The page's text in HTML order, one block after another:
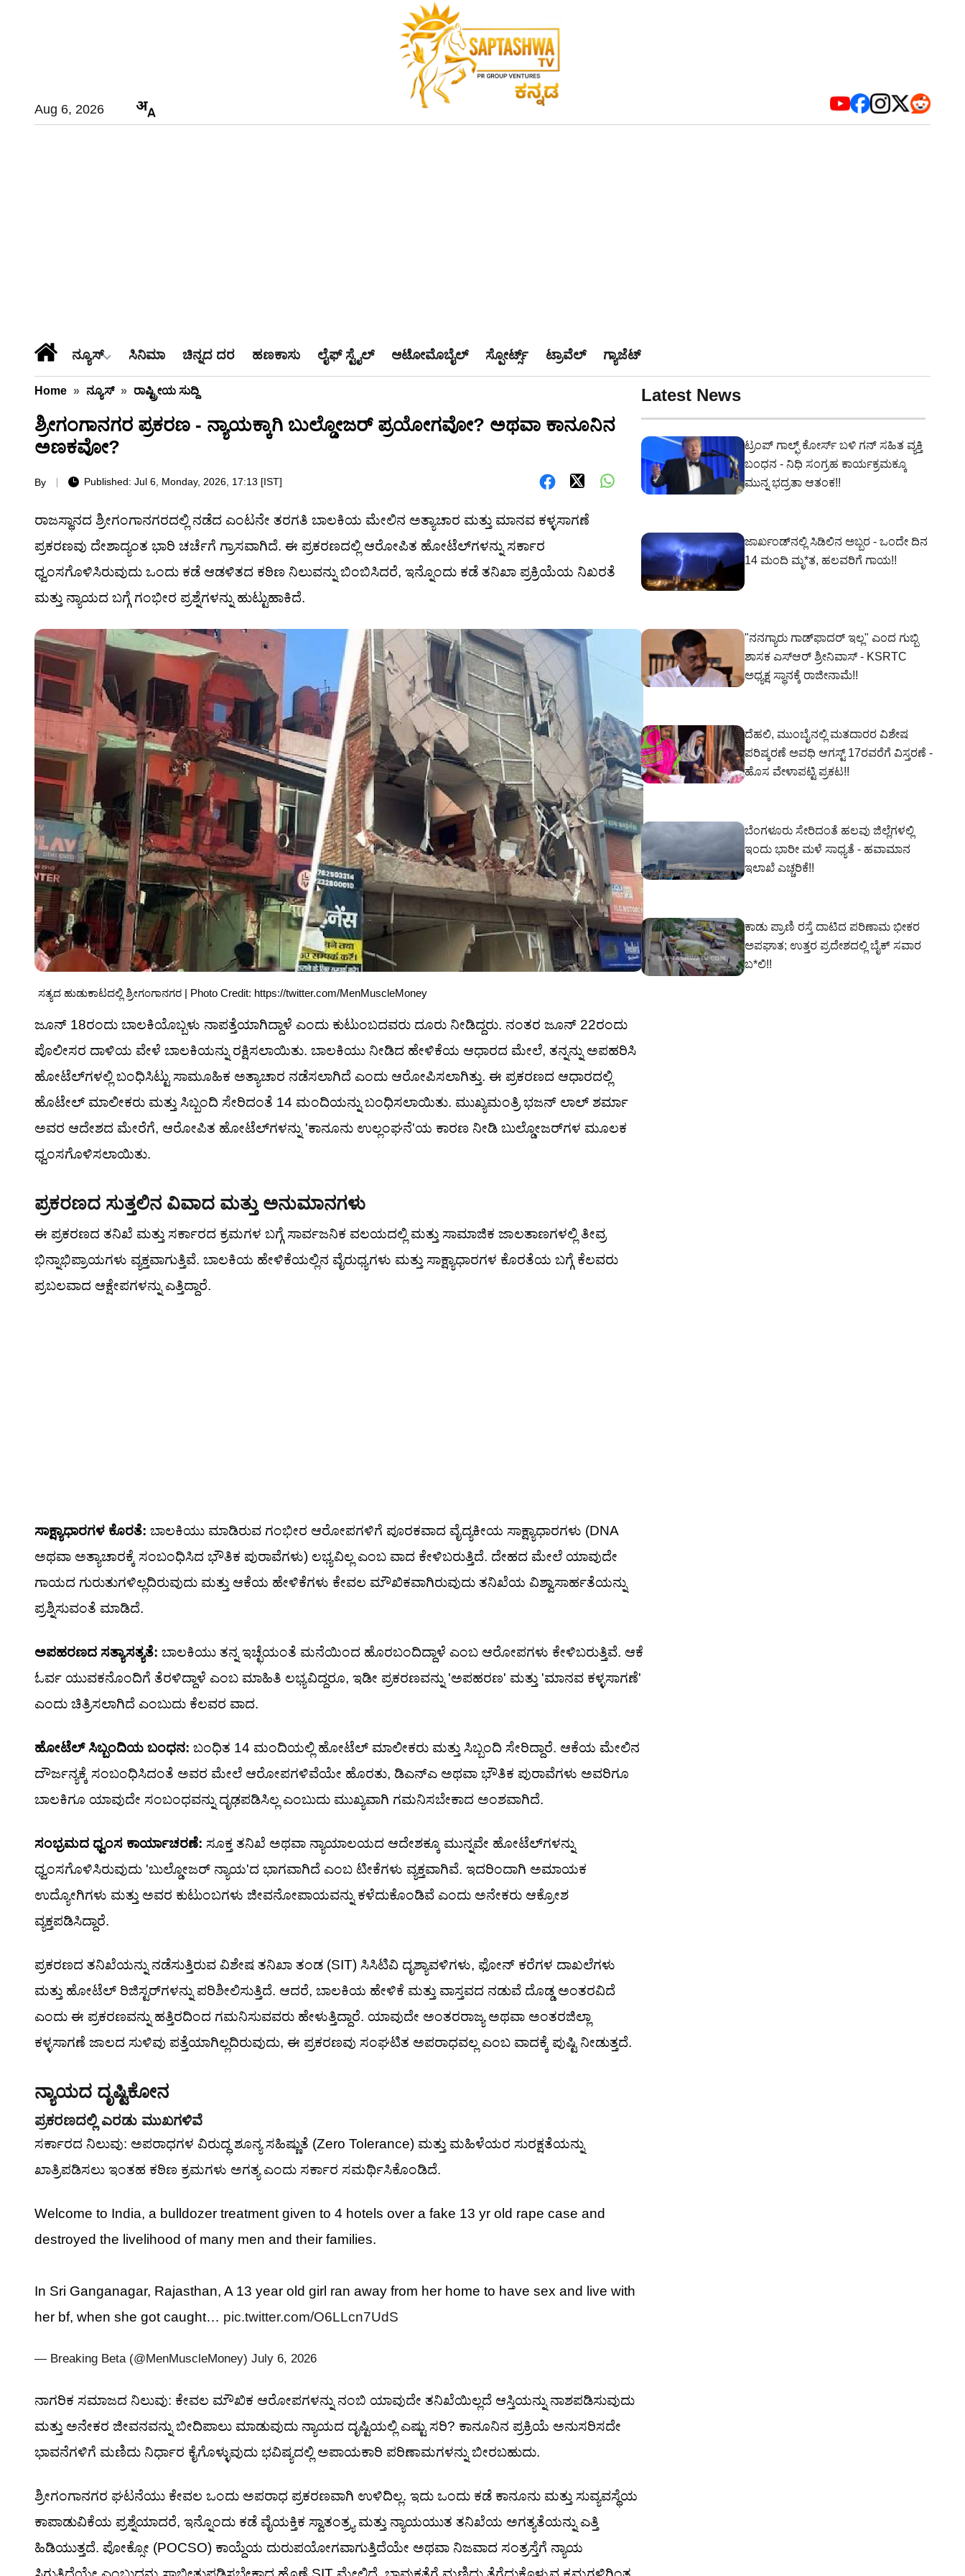
Aug 6, 2026
ನ್ಯೂಸ್ ಸಿನಿಮಾ ಚಿನ್ನದ ದರ ಹಣಕಾಸು ಲೈಫ್ ಸ್ಟೈಲ್ ಆಟೋಮೊಬೈಲ್ ಸ್ಪೋರ್ಟ್ಸ್ ಟ್ರಾವೆಲ್ ಗ್ಯಾಜೆಟ್
Home » ನ್ಯೂಸ್ » ರಾಷ್ಟ್ರೀಯ ಸುದ್ದಿ
ಶ್ರೀಗಂಗಾನಗರ ಪ್ರಕರಣ - ನ್ಯಾಯಕ್ಕಾಗಿ ಬುಲ್ಡೋಜರ್ ಪ್ರಯೋಗವೋ? ಅಥವಾ ಕಾನೂನಿನ
ಅಣಕವೋ?
By Published: Jul 6, Monday, 2026, 17:13 [IST]
ರಾಜಸ್ಥಾನದ ಶ್ರೀಗಂಗಾನಗರದಲ್ಲಿ ನಡೆದ ಎಂಟನೇ ತರಗತಿ ಬಾಲಕಿಯ ಮೇಲಿನ ಅತ್ಯಾಚಾರ ಮತ್ತು ಮಾನವ ಕಳ್ಳಸಾಗಣೆ
ಪ್ರಕರಣವು ದೇಶಾದ್ಯಂತ ಭಾರಿ ಚರ್ಚೆಗೆ ಗ್ರಾಸವಾಗಿದೆ. ಈ ಪ್ರಕರಣದಲ್ಲಿ ಆರೋಪಿತ ಹೋಟೆಲ್‌ಗಳನ್ನು ಸರ್ಕಾರ
ಧ್ವಂಸಗೊಳಿಸಿರುವುದು ಒಂದು ಕಡೆ ಆಡಳಿತದ ಕಠಿಣ ನಿಲುವನ್ನು ಬಿಂಬಿಸಿದರೆ, ಇನ್ನೊಂದು ಕಡೆ ತನಿಖಾ ಪ್ರಕ್ರಿಯೆಯ ನಿಖರತೆ
ಮತ್ತು ನ್ಯಾಯದ ಬಗ್ಗೆ ಗಂಭೀರ ಪ್ರಶ್ನೆಗಳನ್ನು ಹುಟ್ಟುಹಾಕಿದೆ.
ಸತ್ಯದ ಹುಡುಕಾಟದಲ್ಲಿ ಶ್ರೀಗಂಗಾನಗರ | Photo Credit: https://twitter.com/MenMuscleMoney
ಜೂನ್ 18ರಂದು ಬಾಲಕಿಯೊಬ್ಬಳು ನಾಪತ್ತೆಯಾಗಿದ್ದಾಳೆ ಎಂದು ಕುಟುಂಬದವರು ದೂರು ನೀಡಿದ್ದರು. ನಂತರ ಜೂನ್ 22ರಂದು
ಪೊಲೀಸರ ದಾಳಿಯ ವೇಳೆ ಬಾಲಕಿಯನ್ನು ರಕ್ಷಿಸಲಾಯಿತು. ಬಾಲಕಿಯು ನೀಡಿದ ಹೇಳಿಕೆಯ ಆಧಾರದ ಮೇಲೆ, ತನ್ನನ್ನು ಅಪಹರಿಸಿ
ಹೋಟೆಲ್‌ಗಳಲ್ಲಿ ಬಂಧಿಸಿಟ್ಟು ಸಾಮೂಹಿಕ ಅತ್ಯಾಚಾರ ನಡೆಸಲಾಗಿದೆ ಎಂದು ಆರೋಪಿಸಲಾಗಿತ್ತು. ಈ ಪ್ರಕರಣದ ಆಧಾರದಲ್ಲಿ
ಹೊಟೇಲ್ ಮಾಲೀಕರು ಮತ್ತು ಸಿಬ್ಬಂದಿ ಸೇರಿದಂತೆ 14 ಮಂದಿಯನ್ನು ಬಂಧಿಸಲಾಯಿತು. ಮುಖ್ಯಮಂತ್ರಿ ಭಜನ್ ಲಾಲ್ ಶರ್ಮಾ
ಅವರ ಆದೇಶದ ಮೇರೆಗೆ, ಆರೋಪಿತ ಹೋಟೆಲ್‌ಗಳನ್ನು 'ಕಾನೂನು ಉಲ್ಲಂಘನೆ'ಯ ಕಾರಣ ನೀಡಿ ಬುಲ್ಡೋಜರ್‌ಗಳ ಮೂಲಕ
ಧ್ವಂಸಗೊಳಿಸಲಾಯಿತು.
ಪ್ರಕರಣದ ಸುತ್ತಲಿನ ವಿವಾದ ಮತ್ತು ಅನುಮಾನಗಳು
ಈ ಪ್ರಕರಣದ ತನಿಖೆ ಮತ್ತು ಸರ್ಕಾರದ ಕ್ರಮಗಳ ಬಗ್ಗೆ ಸಾರ್ವಜನಿಕ ವಲಯದಲ್ಲಿ ಮತ್ತು ಸಾಮಾಜಿಕ ಜಾಲತಾಣಗಳಲ್ಲಿ ತೀವ್ರ
ಭಿನ್ನಾಭಿಪ್ರಾಯಗಳು ವ್ಯಕ್ತವಾಗುತ್ತಿವೆ. ಬಾಲಕಿಯ ಹೇಳಿಕೆಯಲ್ಲಿನ ವೈರುಧ್ಯಗಳು ಮತ್ತು ಸಾಕ್ಷ್ಯಾಧಾರಗಳ ಕೊರತೆಯ ಬಗ್ಗೆ ಕೆಲವರು
ಪ್ರಬಲವಾದ ಆಕ್ಷೇಪಗಳನ್ನು ಎತ್ತಿದ್ದಾರೆ.
ಸಾಕ್ಷ್ಯಾಧಾರಗಳ ಕೊರತೆ: ಬಾಲಕಿಯು ಮಾಡಿರುವ ಗಂಭೀರ ಆರೋಪಗಳಿಗೆ ಪೂರಕವಾದ ವೈದ್ಯಕೀಯ ಸಾಕ್ಷ್ಯಾಧಾರಗಳು (DNA
ಅಥವಾ ಅತ್ಯಾಚಾರಕ್ಕೆ ಸಂಬಂಧಿಸಿದ ಭೌತಿಕ ಪುರಾವೆಗಳು) ಲಭ್ಯವಿಲ್ಲ ಎಂಬ ವಾದ ಕೇಳಿಬರುತ್ತಿದೆ. ದೇಹದ ಮೇಲೆ ಯಾವುದೇ
ಗಾಯದ ಗುರುತುಗಳಿಲ್ಲದಿರುವುದು ಮತ್ತು ಆಕೆಯ ಹೇಳಿಕೆಗಳು ಕೇವಲ ಮೌಖಿಕವಾಗಿರುವುದು ತನಿಖೆಯ ವಿಶ್ವಾಸಾರ್ಹತೆಯನ್ನು
ಪ್ರಶ್ನಿಸುವಂತೆ ಮಾಡಿದೆ.
ಅಪಹರಣದ ಸತ್ಯಾಸತ್ಯತೆ: ಬಾಲಕಿಯು ತನ್ನ ಇಚ್ಛೆಯಂತೆ ಮನೆಯಿಂದ ಹೊರಬಂದಿದ್ದಾಳೆ ಎಂಬ ಆರೋಪಗಳು ಕೇಳಿಬರುತ್ತಿವೆ. ಆಕೆ
ಓರ್ವ ಯುವಕನೊಂದಿಗೆ ತೆರಳಿದ್ದಾಳೆ ಎಂಬ ಮಾಹಿತಿ ಲಭ್ಯವಿದ್ದರೂ, ಇಡೀ ಪ್ರಕರಣವನ್ನು 'ಅಪಹರಣ' ಮತ್ತು 'ಮಾನವ ಕಳ್ಳಸಾಗಣೆ'
ಎಂದು ಚಿತ್ರಿಸಲಾಗಿದೆ ಎಂಬುದು ಕೆಲವರ ವಾದ.
ಹೋಟೆಲ್ ಸಿಬ್ಬಂದಿಯ ಬಂಧನ: ಬಂಧಿತ 14 ಮಂದಿಯಲ್ಲಿ ಹೋಟೆಲ್ ಮಾಲೀಕರು ಮತ್ತು ಸಿಬ್ಬಂದಿ ಸೇರಿದ್ದಾರೆ. ಆಕೆಯ ಮೇಲಿನ
ದೌರ್ಜನ್ಯಕ್ಕೆ ಸಂಬಂಧಿಸಿದಂತೆ ಅವರ ಮೇಲೆ ಆರೋಪಗಳಿವೆಯೇ ಹೊರತು, ಡಿಎನ್‌ಎ ಅಥವಾ ಭೌತಿಕ ಪುರಾವೆಗಳು ಅವರಿಗೂ
ಬಾಲಕಿಗೂ ಯಾವುದೇ ಸಂಬಂಧವನ್ನು ದೃಢಪಡಿಸಿಲ್ಲ ಎಂಬುದು ಮುಖ್ಯವಾಗಿ ಗಮನಿಸಬೇಕಾದ ಅಂಶವಾಗಿದೆ.
ಸಂಭ್ರಮದ ಧ್ವಂಸ ಕಾರ್ಯಾಚರಣೆ: ಸೂಕ್ತ ತನಿಖೆ ಅಥವಾ ನ್ಯಾಯಾಲಯದ ಆದೇಶಕ್ಕೂ ಮುನ್ನವೇ ಹೋಟೆಲ್‌ಗಳನ್ನು
ಧ್ವಂಸಗೊಳಿಸಿರುವುದು 'ಬುಲ್ಡೋಜರ್ ನ್ಯಾಯ'ದ ಭಾಗವಾಗಿದೆ ಎಂಬ ಟೀಕೆಗಳು ವ್ಯಕ್ತವಾಗಿವೆ. ಇದರಿಂದಾಗಿ ಅಮಾಯಕ
ಉದ್ಯೋಗಿಗಳು ಮತ್ತು ಅವರ ಕುಟುಂಬಗಳು ಜೀವನೋಪಾಯವನ್ನು ಕಳೆದುಕೊಂಡಿವೆ ಎಂದು ಅನೇಕರು ಆಕ್ರೋಶ
ವ್ಯಕ್ತಪಡಿಸಿದ್ದಾರೆ.
ಪ್ರಕರಣದ ತನಿಖೆಯನ್ನು ನಡೆಸುತ್ತಿರುವ ವಿಶೇಷ ತನಿಖಾ ತಂಡ (SIT) ಸಿಸಿಟಿವಿ ದೃಶ್ಯಾವಳಿಗಳು, ಫೋನ್ ಕರೆಗಳ ದಾಖಲೆಗಳು
ಮತ್ತು ಹೋಟೆಲ್ ರಿಜಿಸ್ಟರ್‌ಗಳನ್ನು ಪರಿಶೀಲಿಸುತ್ತಿದೆ. ಆದರೆ, ಬಾಲಕಿಯ ಹೇಳಿಕೆ ಮತ್ತು ವಾಸ್ತವದ ನಡುವೆ ದೊಡ್ಡ ಅಂತರವಿದೆ
ಎಂದು ಈ ಪ್ರಕರಣವನ್ನು ಹತ್ತಿರದಿಂದ ಗಮನಿಸುವವರು ಹೇಳುತ್ತಿದ್ದಾರೆ. ಯಾವುದೇ ಅಂತರರಾಜ್ಯ ಅಥವಾ ಅಂತರಜಿಲ್ಲಾ
ಕಳ್ಳಸಾಗಣೆ ಜಾಲದ ಸುಳಿವು ಪತ್ತೆಯಾಗಿಲ್ಲದಿರುವುದು, ಈ ಪ್ರಕರಣವು ಸಂಘಟಿತ ಅಪರಾಧವಲ್ಲ ಎಂಬ ವಾದಕ್ಕೆ ಪುಷ್ಟಿ ನೀಡುತ್ತದೆ.
ನ್ಯಾಯದ ದೃಷ್ಟಿಕೋನ
ಪ್ರಕರಣದಲ್ಲಿ ಎರಡು ಮುಖಗಳಿವೆ
ಸರ್ಕಾರದ ನಿಲುವು: ಅಪರಾಧಗಳ ವಿರುದ್ಧ ಶೂನ್ಯ ಸಹಿಷ್ಣುತೆ (Zero Tolerance) ಮತ್ತು ಮಹಿಳೆಯರ ಸುರಕ್ಷತೆಯನ್ನು
ಖಾತ್ರಿಪಡಿಸಲು ಇಂತಹ ಕಠಿಣ ಕ್ರಮಗಳು ಅಗತ್ಯ ಎಂದು ಸರ್ಕಾರ ಸಮರ್ಥಿಸಿಕೊಂಡಿದೆ.
Welcome to India, a bulldozer treatment given to 4 hotels over a fake 13 yr old rape case and
destroyed the livelihood of many men and their families.
In Sri Ganganagar, Rajasthan, A 13 year old girl ran away from her home to have sex and live with
her bf, when she got caught… pic.twitter.com/O6LLcn7UdS
— Breaking Beta (@MenMuscleMoney) July 6, 2026
ನಾಗರಿಕ ಸಮಾಜದ ನಿಲುವು: ಕೇವಲ ಮೌಖಿಕ ಆರೋಪಗಳನ್ನು ನಂಬಿ ಯಾವುದೇ ತನಿಖೆಯಿಲ್ಲದೆ ಆಸ್ತಿಯನ್ನು ನಾಶಪಡಿಸುವುದು
ಮತ್ತು ಅನೇಕರ ಜೀವನವನ್ನು ಬೀದಿಪಾಲು ಮಾಡುವುದು ನ್ಯಾಯದ ದೃಷ್ಟಿಯಲ್ಲಿ ಎಷ್ಟು ಸರಿ? ಕಾನೂನಿನ ಪ್ರಕ್ರಿಯೆ ಅನುಸರಿಸದೇ
ಭಾವನೆಗಳಿಗೆ ಮಣಿದು ನಿರ್ಧಾರ ಕೈಗೊಳ್ಳುವುದು ಭವಿಷ್ಯದಲ್ಲಿ ಅಪಾಯಕಾರಿ ಪರಿಣಾಮಗಳನ್ನು ಬೀರಬಹುದು.
ಶ್ರೀಗಂಗಾನಗರ ಘಟನೆಯು ಕೇವಲ ಒಂದು ಅಪರಾಧ ಪ್ರಕರಣವಾಗಿ ಉಳಿದಿಲ್ಲ. ಇದು ಒಂದು ಕಡೆ ಕಾನೂನು ಮತ್ತು ಸುವ್ಯವಸ್ಥೆಯ
ಕಾಪಾಡುವಿಕೆಯ ಪ್ರಶ್ನೆಯಾದರೆ, ಇನ್ನೊಂದು ಕಡೆ ವೈಯಕ್ತಿಕ ಸ್ವಾತಂತ್ರ್ಯ ಮತ್ತು ನ್ಯಾಯಯುತ ತನಿಖೆಯ ಅಗತ್ಯತೆಯನ್ನು ಎತ್ತಿ
ಹಿಡಿಯುತ್ತದೆ. ಪೋಕ್ಸೋ (POCSO) ಕಾಯ್ದೆಯ ದುರುಪಯೋಗವಾಗುತ್ತಿದೆಯೇ ಅಥವಾ ನಿಜವಾದ ಸಂತ್ರಸ್ತೆಗೆ ನ್ಯಾಯ
Latest News
ಟ್ರಂಪ್ ಗಾಲ್ಫ್ ಕೋರ್ಸ್ ಬಳಿ ಗನ್‌ ಸಹಿತ ವ್ಯಕ್ತಿ
ಬಂಧನ - ನಿಧಿ ಸಂಗ್ರಹ ಕಾರ್ಯಕ್ರಮಕ್ಕೂ
ಮುನ್ನ ಭದ್ರತಾ ಆತಂಕ!!
ಜಾರ್ಖಂಡ್‌ನಲ್ಲಿ ಸಿಡಿಲಿನ ಅಬ್ಬರ - ಒಂದೇ ದಿನ
14 ಮಂದಿ ಮೃ*ತ, ಹಲವರಿಗೆ ಗಾಯ!!
"ನನಗ್ಯಾರು ಗಾಡ್‌ಫಾದರ್ ಇಲ್ಲ" ಎಂದ ಗುಬ್ಬಿ
ಶಾಸಕ ಎಸ್‌ಆರ್‌ ಶ್ರೀನಿವಾಸ್‌ - KSRTC
ಅಧ್ಯಕ್ಷ ಸ್ಥಾನಕ್ಕೆ ರಾಜೀನಾಮೆ!!
ದೆಹಲಿ, ಮುಂಬೈನಲ್ಲಿ ಮತದಾರರ ವಿಶೇಷ
ಪರಿಷ್ಕರಣೆ ಅವಧಿ ಆಗಸ್ಟ್ 17ರವರೆಗೆ ವಿಸ್ತರಣೆ -
ಹೊಸ ವೇಳಾಪಟ್ಟಿ ಪ್ರಕಟ!!
ಬೆಂಗಳೂರು ಸೇರಿದಂತೆ ಹಲವು ಜಿಲ್ಲೆಗಳಲ್ಲಿ
ಇಂದು ಭಾರೀ ಮಳೆ ಸಾಧ್ಯತೆ - ಹವಾಮಾನ
ಇಲಾಖೆ ಎಚ್ಚರಿಕೆ!!
ಕಾಡು ಪ್ರಾಣಿ ರಸ್ತೆ ದಾಟಿದ ಪರಿಣಾಮ ಭೀಕರ
ಅಪಘಾತ; ಉತ್ತರ ಪ್ರದೇಶದಲ್ಲಿ ಬೈಕ್ ಸವಾರ
ಬ*ಲಿ!!